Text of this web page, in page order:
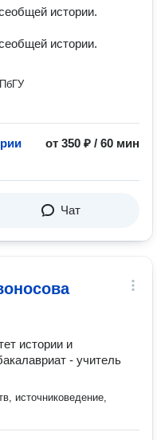
истории.
истории.
от 350 ₽ / 60 мин
Чат
истории и
- учитель
источниковедение,